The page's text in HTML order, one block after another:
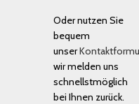
Oder nutzen Sie
bequem
unser
wir melden uns
schnellstmöglich
bei Ihnen zurück.